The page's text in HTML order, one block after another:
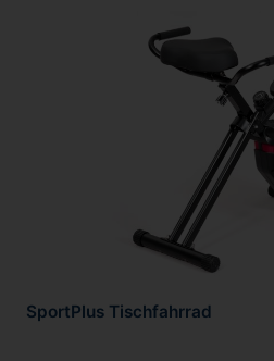
SportPlus Tischfahrrad